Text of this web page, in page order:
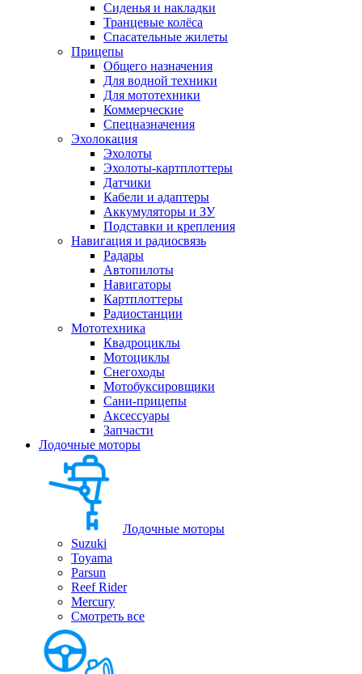
Сиденья и накладки
Транцевые колёса
Спасательные жилеты
Прицепы
Общего назначения
Для водной техники
Для мототехники
Коммерческие
Спецназначения
Эхолокация
Эхолоты
Эхолоты-картплоттеры
Датчики
Кабели и адаптеры
Аккумуляторы и ЗУ
Подставки и крепления
Навигация и радиосвязь
Радары
Автопилоты
Навигаторы
Картплоттеры
Радиостанции
Мототехника
Квадроциклы
Мотоциклы
Снегоходы
Мотобуксировщики
Сани-прицепы
Аксессуары
Запчасти
Лодочные моторы
Лодочные моторы
Suzuki
Toyama
Parsun
Reef Rider
Mercury
Смотреть все